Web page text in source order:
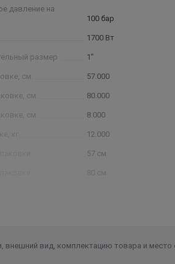
давление на
100 бар
1700 Вт
размер 1"
см. 57.000
см. 80.000
см. 8.000
12.000
57 см
80 см
внешний вид, комплектацию товара и место